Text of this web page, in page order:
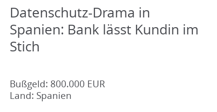
Datenschutz-Drama in
Spanien: Bank lässt Kundin im
Stich
Bußgeld: 800.000 EUR
Land: Spanien